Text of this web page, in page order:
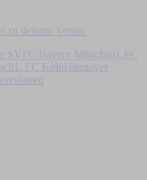
zu deinem Verein.
SV FC Bayern München
1.FC
1. FC Köln
Hannover